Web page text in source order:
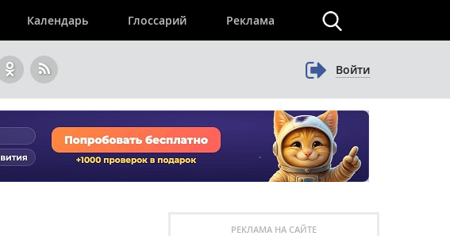
Календарь Глоссарий Реклама
Войти
РЕКЛАМА НА САЙТЕ